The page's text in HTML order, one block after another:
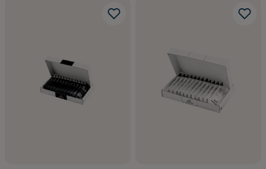
känsliga. Testa dig fram under träning, inte tävling.
med små mängder och vänj kroppen successivt. Glöm inte heller att
dricka vatten!
Lästips!Spana in vår guide som förklarar
när man ska ta energigels
under passet eller loppet